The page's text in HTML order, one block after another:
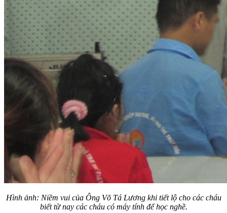
Hình ảnh: Niềm vui của Ông Võ Tá Lương khi tiết lộ cho các cháu
biết từ nay các cháu có máy tính để học nghề.